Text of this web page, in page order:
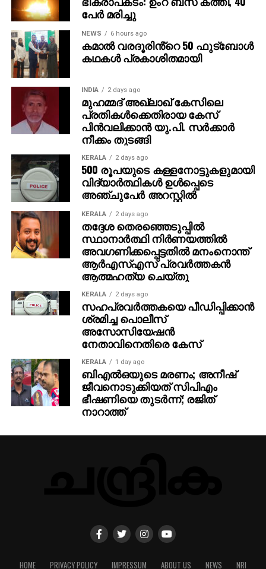
പേര്‍ മരിച്ചു
NEWS 6 hours ago
കമാൽ വരദൂരിൻ്റെ 50 ഫുട്ബോൾ
കഥകൾ പ്രകാശിതമായി
INDIA 2 days ago
മുഹമ്മദ് അഖ്‌ലാഖ് കേസിലെ
പ്രതികള്‍ക്കെതിരായ കേസ്
പിന്‍വലിക്കാന്‍ യു.പി. സര്‍ക്കാര്‍
നീക്കം തുടങ്ങി
KERALA 2 days ago
500 രൂപയുടെ കള്ളനോട്ടുകളുമായി
വിദ്യാര്‍ത്ഥികള്‍ ഉള്‍പ്പെടെ
അഞ്ചുപേര്‍ അറസ്റ്റില്‍
KERALA 2 days ago
തദ്ദേശ തെരഞ്ഞെടുപ്പില്‍
സ്ഥാനാര്‍ത്ഥി നിര്‍ണയത്തില്‍
അവഗണിക്കപ്പെട്ടതില്‍ മനംനൊന്ത്
ആര്‍എസ്എസ് പ്രവര്‍ത്തകന്‍
ആത്മഹത്യ ചെയ്തു
KERALA 2 days ago
സഹപ്രവര്‍ത്തകയെ പീഡിപ്പിക്കാന്‍
ശ്രമിച്ച പൊലീസ്
അസോസിയേഷന്‍
നേതാവിനെതിരെ കേസ്
KERALA 1 day ago
ബിഎല്‍ഒയുടെ മരണം; അനീഷ്
ജീവനൊടുക്കിയത് സിപിഎം
ഭീഷണിയെ തുടര്‍ന്ന്; രജിത്
നാറാത്ത്
HOME PRIVACY POLICY IMPRESSUM ABOUT US NEWS NRI